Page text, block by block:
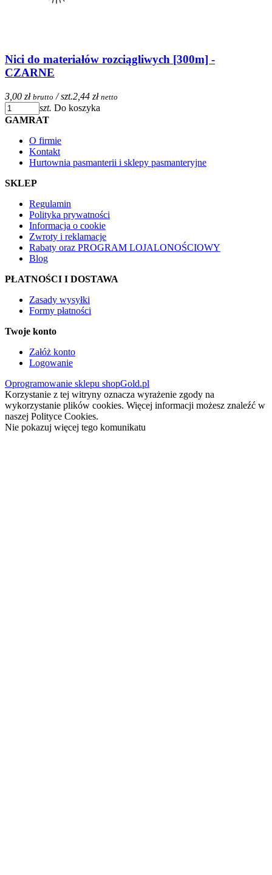
Nici do materiałów rozciągliwych [300m] -
CZARNE
3,00 zł brutto / szt.2,44 zł netto
szt. Do koszyka
GAMRAT
O firmie
Kontakt
Hurtownia pasmanterii i sklepy pasmanteryjne
SKLEP
Regulamin
Polityka prywatności
Informacja o cookie
Zwroty i reklamacje
Rabaty oraz PROGRAM LOJALONOŚCIOWY
Blog
PŁATNOŚCI I DOSTAWA
Zasady wysyłki
Formy płatności
Twoje konto
Załóż konto
Logowanie
Oprogramowanie sklepu shopGold.pl
Korzystanie z tej witryny oznacza wyrażenie zgody na
wykorzystanie plików cookies. Więcej informacji możesz znaleźć w
naszej Polityce Cookies.
Nie pokazuj więcej tego komunikatu